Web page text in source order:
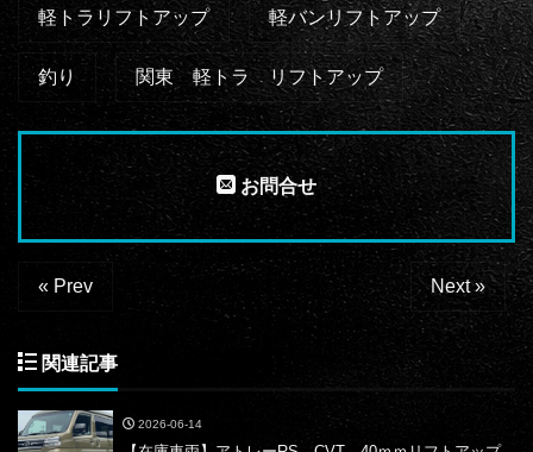
軽トラリフトアップ 軽バンリフトアップ
釣り 関東 軽トラ リフトアップ
お問合せ
« Prev Next »
関連記事
2026-06-14